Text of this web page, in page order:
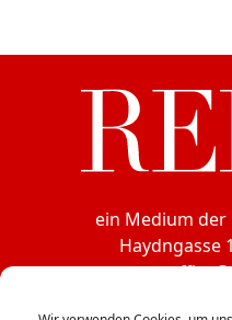
ein Medium der
Haydngasse